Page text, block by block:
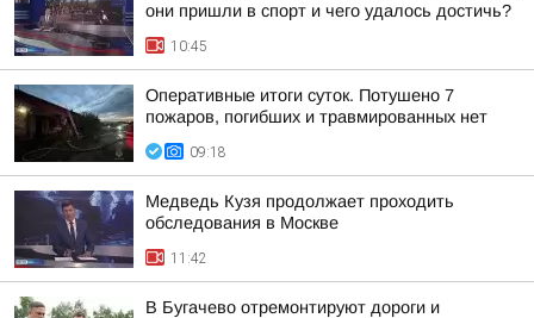
они пришли в спорт и чего удалось достичь?
10:45
Оперативные итоги суток. Потушено 7
пожаров, погибших и травмированных нет
09:18
Медведь Кузя продолжает проходить
обследования в Москве
11:42
В Бугачево отремонтируют дороги и